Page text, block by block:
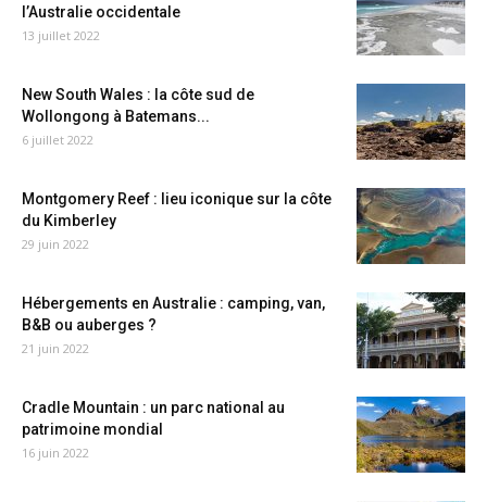
l’Australie occidentale
13 juillet 2022
New South Wales : la côte sud de
Wollongong à Batemans...
6 juillet 2022
Montgomery Reef : lieu iconique sur la côte
du Kimberley
29 juin 2022
Hébergements en Australie : camping, van,
B&B ou auberges ?
21 juin 2022
Cradle Mountain : un parc national au
patrimoine mondial
16 juin 2022